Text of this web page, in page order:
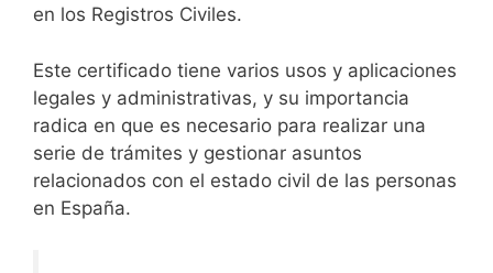
en los Registros Civiles.
Este certificado tiene varios usos y aplicaciones
legales y administrativas, y su importancia
radica en que es necesario para realizar una
serie de trámites y gestionar asuntos
relacionados con el estado civil de las personas
en España.